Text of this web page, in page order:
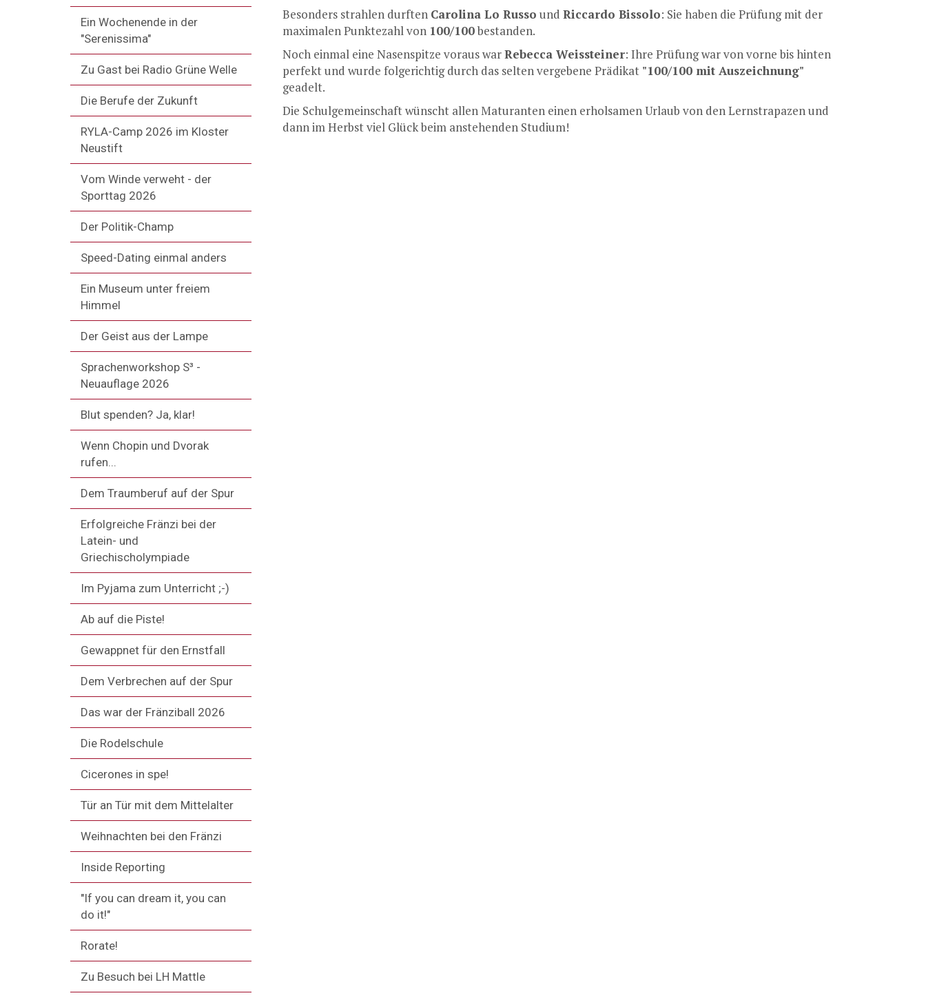
Ein Wochenende in der
"Serenissima"
Zu Gast bei Radio Grüne Welle
Die Berufe der Zukunft
RYLA-Camp 2026 im Kloster
Neustift
Vom Winde verweht - der
Sporttag 2026
Der Politik-Champ
Speed-Dating einmal anders
Ein Museum unter freiem
Himmel
Der Geist aus der Lampe
Sprachenworkshop S³ -
Neuauflage 2026
Blut spenden? Ja, klar!
Wenn Chopin und Dvorak
rufen...
Dem Traumberuf auf der Spur
Erfolgreiche Fränzi bei der
Latein- und
Griechischolympiade
Im Pyjama zum Unterricht ;-)
Ab auf die Piste!
Gewappnet für den Ernstfall
Dem Verbrechen auf der Spur
Das war der Fränziball 2026
Die Rodelschule
Cicerones in spe!
Tür an Tür mit dem Mittelalter
Weihnachten bei den Fränzi
Inside Reporting
"If you can dream it, you can
do it!"
Rorate!
Zu Besuch bei LH Mattle
Besonders strahlen durften Carolina Lo Russo und Riccardo Bissolo: Sie haben die Prüfung mit der
maximalen Punktezahl von 100/100bestanden.
Noch einmal eine Nasenspitze voraus warRebecca Weissteiner: Ihre Prüfung war von vorne bis hinten
perfekt und wurde folgerichtig durch das selten vergebene Prädikat "100/100 mit Auszeichnung"
geadelt.
Die Schulgemeinschaft wünscht allen Maturanten einen erholsamen Urlaub von den Lernstrapazen und
dann im Herbst viel Glück beim anstehenden Studium!